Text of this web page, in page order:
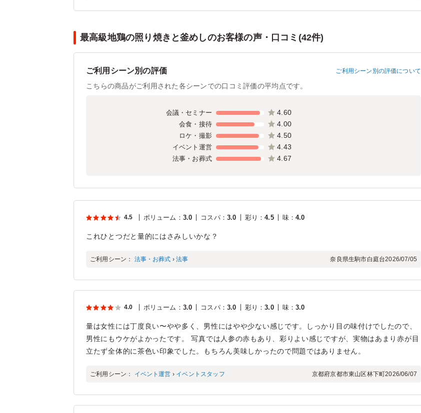
最高級地鶏の照り焼きと釜めしのお客様の声・口コミ(42件)
ご利用シーン別の評価 ご利用シーン別の評価について
こちらの商品がご利用された各シーンでの口コミ評価の平均点です。
会議・セミナー 4.60
会食・接待 4.00
ロケ・撮影 4.50
イベント運営 4.43
法事・お葬式 4.67
4.5 ボリューム ： 3.0 コスパ： 3.0 彩り ：4.5 味：4.0
これひとつだと量的にはさみしいかな？
ご利用シーン： 法事・お葬式 ›法事 奈良県生駒市白庭台2026/07/05
4.0 ボリューム ： 3.0 コスパ： 3.0 彩り ：3.0 味：3.0
量は女性には丁度良い〜やや多く、男性にはやや少ない感じです。しっかり目の味付けでしたので、
男性にもウケがよかったです。 写真では人参の赤もあり、彩りよい感じですが、実物はあまり赤が目
立たず全体的に茶色い印象でした。もちろん美味しかったので問題ではありません。
ご利用シーン： イベント運営 › イベントスタッフ 京都府京都市東山区林下町2026/06/07